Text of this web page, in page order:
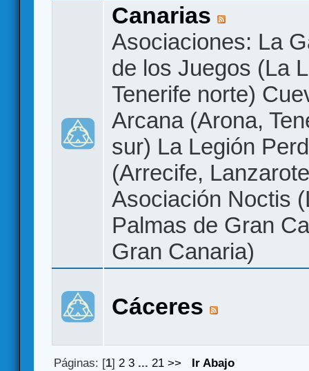
Canarias
Asociaciones: La
de los Juegos (La
Tenerife norte)
Arcana (Arona,
sur) La Legión
(Arrecife,
Asociación Noctis
Palmas de Gran
Gran Canaria)
Cáceres
Páginas: [1]2 3 ...21 >>
Ir Abajo